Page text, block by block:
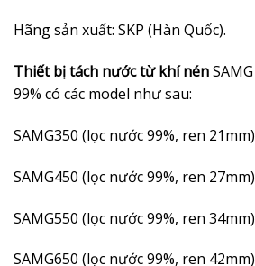
Hãng sản xuất: SKP (Hàn Quốc).
Thiết bị tách nước từ khí nénSAMG
99% có các model như sau:
SAMG350 (lọc nước 99%, ren 21mm)
SAMG450 (lọc nước 99%, ren 27mm)
SAMG550 (lọc nước 99%, ren 34mm)
SAMG650 (lọc nước 99%, ren 42mm)